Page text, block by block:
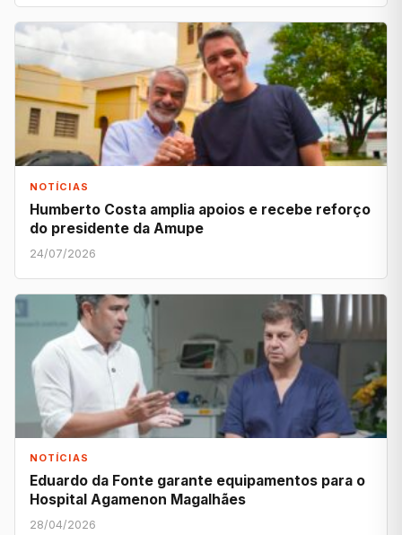
NOTÍCIAS
Humberto Costa amplia apoios e recebe reforço
do presidente da Amupe
24/07/2026
NOTÍCIAS
Eduardo da Fonte garante equipamentos para o
Hospital Agamenon Magalhães
28/04/2026